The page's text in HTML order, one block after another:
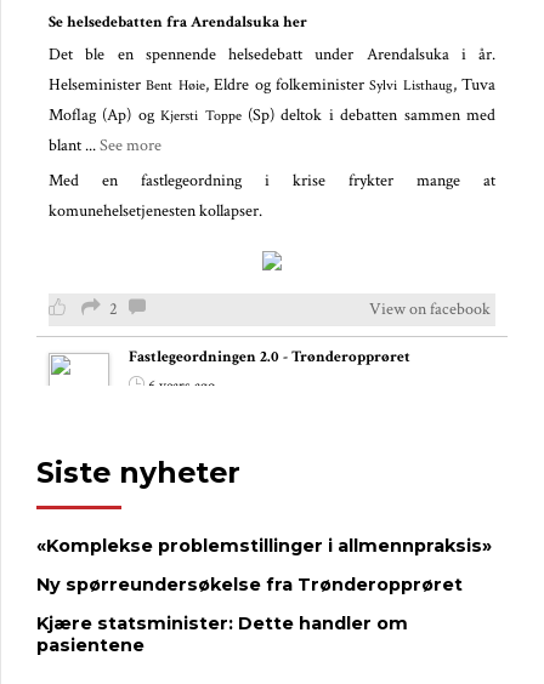
Se helsedebatten fra Arendalsuka her
Det ble en spennende helsedebatt under Arendalsuka i år.
HelseministerBent Høie, Eldre og folkeministerSylvi Listhaug, Tuva
Moflag (Ap) ogKjersti Toppe(Sp) deltok i debatten sammen med
blant...See more
Med en fastlegeordning i krise frykter mange at
komunehelsetjenesten kollapser.
2 View on facebook
Fastlegeordningen 2.0 - Trønderopprøret
6 years ago
I helsedebatten under Arendalsuka var overskriften; Står
fastlegeordningen overfor en kollaps?
MoflagogKjersti Toppedeltok i debatten sammen med et
ekspertpanel.... See more
Fastlege Tor Magne Johnsen advarer mot at man «evaluerer seg i
hjel» mens fastlegeordningen forvitres.
Siste nyheter
«Komplekse problemstillinger i allmennpraksis»
Ny spørreundersøkelse fra Trønderopprøret
Kjære statsminister: Dette handler om
pasientene